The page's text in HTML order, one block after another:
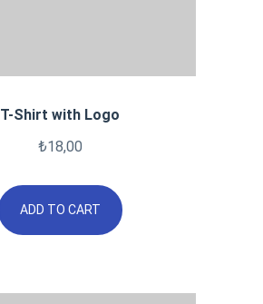
T-Shirt with Logo
₺18,00
ADD TO CART